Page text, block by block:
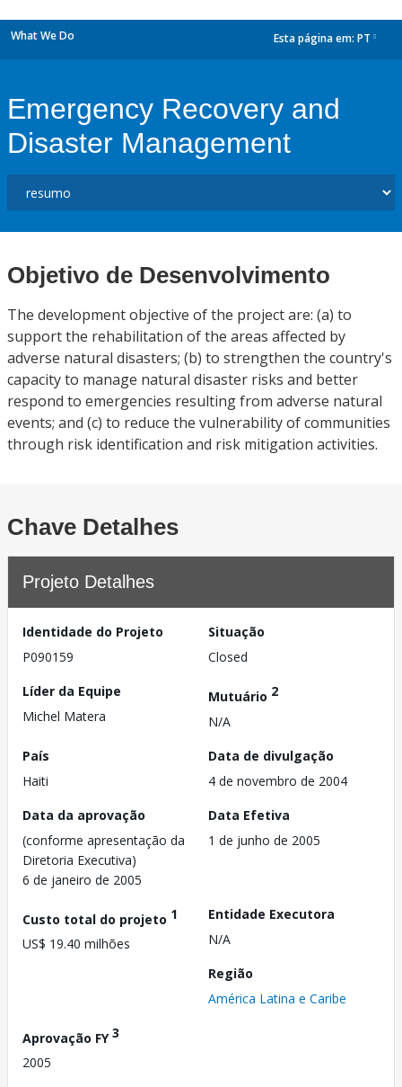
What We Do Esta página em: PT
Emergency Recovery and
Disaster Management
Objetivo de Desenvolvimento
The development objective of the project are: (a) to
support the rehabilitation of the areas affected by
adverse natural disasters; (b) to strengthen the country's
capacity to manage natural disaster risks and better
respond to emergencies resulting from adverse natural
events; and (c) to reduce the vulnerability of communities
through risk identification and risk mitigation activities.
Chave Detalhes
Projeto Detalhes
Identidade do Projeto
P090159
Situação
Closed
Líder da Equipe
Michel Matera
Mutuário 2
N/A
País
Haiti
Data de divulgação
4 de novembro de 2004
Data da aprovação
(conforme apresentação da
Diretoria Executiva)
6 de janeiro de 2005
Data Efetiva
1 de junho de 2005
Custo total do projeto 1
US$ 19.40 milhões
Entidade Executora
N/A
Região
América Latina e Caribe
Aprovação FY3
2005